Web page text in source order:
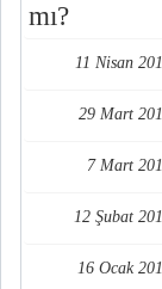
mı?
11 Nisan
29 Mart
7 Mart
12 Şubat
16 Ocak